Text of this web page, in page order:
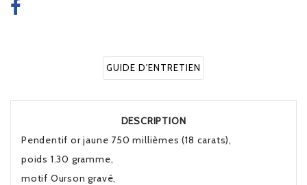
GUIDE D'ENTRETIEN
DESCRIPTION
Pendentif or jaune 750 millièmes (18 carats),
poids 1.30 gramme,
motif Ourson gravé,